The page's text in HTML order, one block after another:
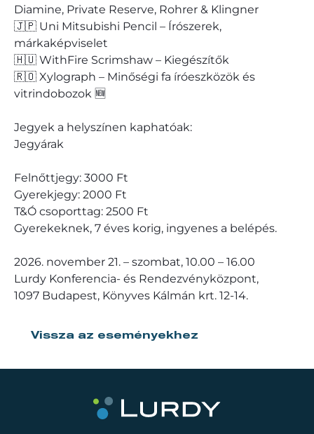
Diamine, Private Reserve, Rohrer & Klingner
🇯🇵 Uni Mitsubishi Pencil – Írószerek,
márkaképviselet
🇭🇺 WithFire Scrimshaw – Kiegészítők
🇷🇴 Xylograph – Minőségi fa íróeszközök és
vitrindobozok 🆕
Jegyek a helyszínen kaphatóak:
Jegyárak
Felnőttjegy: 3000 Ft
Gyerekjegy: 2000 Ft
T&Ó csoporttag: 2500 Ft
Gyerekeknek, 7 éves korig, ingyenes a belépés.
2026. november 21. – szombat, 10.00 – 16.00
Lurdy Konferencia- és Rendezvényközpont,
1097 Budapest, Könyves Kálmán krt. 12-14.
Vissza az eseményekhez